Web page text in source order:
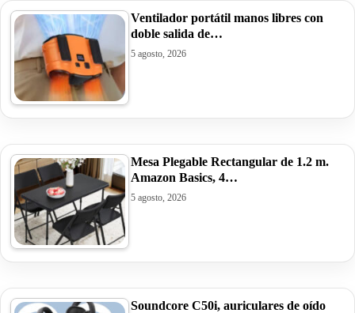
Ventilador portátil manos libres con
doble salida de…
5 agosto, 2026
Mesa Plegable Rectangular de 1.2 m.
Amazon Basics, 4…
5 agosto, 2026
Soundcore C50i, auriculares de oído